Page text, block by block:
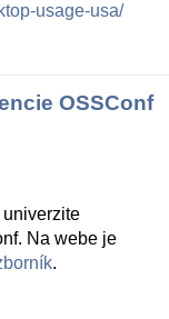
usage-usa/
OSSConf
Na webe je
.